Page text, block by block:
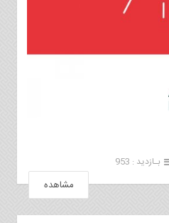
بـازدید : 953
مشاهده